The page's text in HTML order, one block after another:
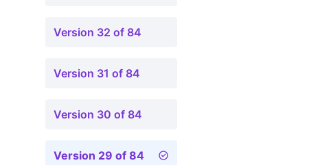
Version 32 of 84
Version 31 of 84
Version 30 of 84
Version 29 of 84